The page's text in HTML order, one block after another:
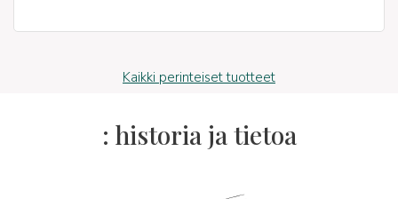
Kaikki perinteiset tuotteet
: historia ja tietoa